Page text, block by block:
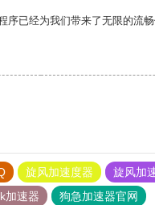
序已经为我们带来了无限的流
旋风加速度器
旋风加
加速器
狗急加速器官网